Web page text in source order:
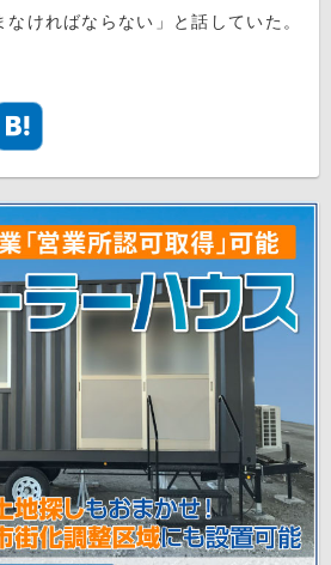
ければならない」と話していた。